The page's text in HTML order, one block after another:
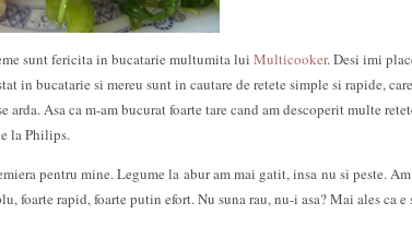
sunt fericita in bucatarie multumita lui Multicooker. Desi imi
in bucatarie si mereu sunt in cautare de retete simple si rapide,
arda. Asa ca m-am bucurat foarte tare cand am descoperit multe
la Philips.
pentru mine. Legume la abur am mai gatit, insa nu si peste.
foarte rapid, foarte putin efort. Nu suna rau, nu-i asa? Mai ales ca e